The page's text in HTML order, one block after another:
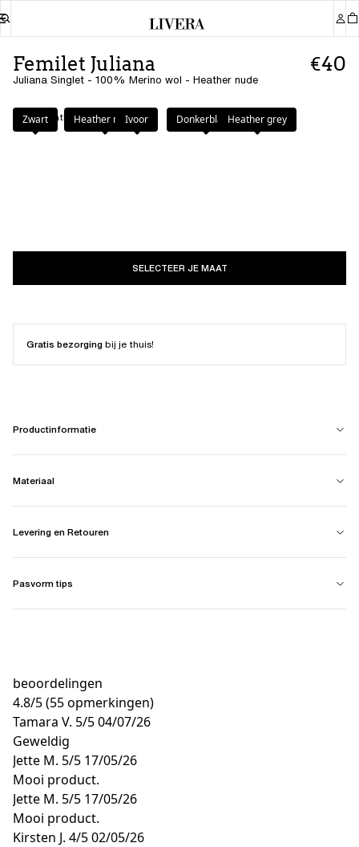
Femilet Juliana
Juliana Singlet - 100% Merino wol - Heather nude
€40
Kleur: Heather nude
Zwart Heather nudeIvoor DonkerblauwHeather grey
SELECTEER JE MAAT
Gratis bezorgingbij je thuis!
Productinformatie
Materiaal
Levering en Retouren
Pasvorm tips
beoordelingen
4.8/5(55 opmerkingen)
Tamara V. 5/504/07/26
Geweldig
Jette M. 5/5 17/05/26
Mooi product.
Jette M. 5/5 17/05/26
Mooi product.
Kirsten J. 4/502/05/26